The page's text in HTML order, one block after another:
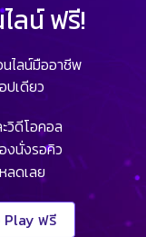
ลน์ ฟรี!
ไลน์มืออาชีพ
เดียว
วิดีโอคอล
งนั่งรอคิว
ลดเลย
Play ฟรี